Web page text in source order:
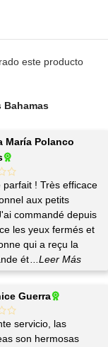
Bahamas
parfait ! Très efficace
aux petits
commandé depuis
les yeux fermés et
qui a reçu la
ét
...Leer Más
Guerra
servicio, las
son hermosas
este producto